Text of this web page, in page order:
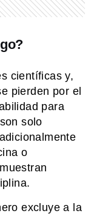
científicas y,
pierden por el
para
solo
o
excluye a la
con sus
historia
con sus